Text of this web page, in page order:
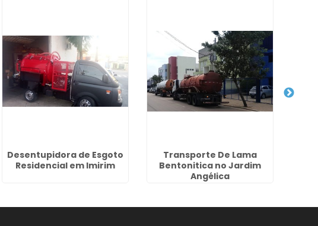
Desentupidora de Esgoto
Residencial em Imirim
Transporte De Lama
Bentonitica no Jardim
Angélica